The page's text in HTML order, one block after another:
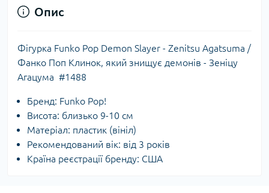
Опис
Фігурка Funko Pop Demon Slayer - Zenitsu Agatsuma /
Фанко Поп Клинок, який знищує демонів - Зеніцу
Агацума #1488
Бренд: Funko Pop!
Висота: близько 9-10 см
Матеріал: пластик (вініл)
Рекомендований вік: від 3 років
Країна реєстрації бренду: США